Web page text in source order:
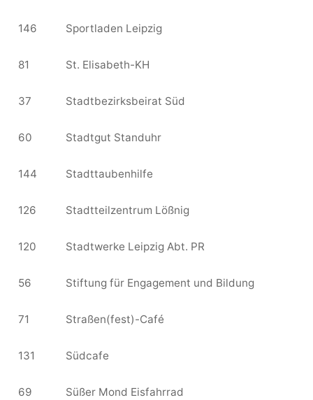
146 Sportladen Leipzig
81 St. Elisabeth-KH
37 Stadtbezirksbeirat Süd
60 Stadtgut Standuhr
144 Stadttaubenhilfe
126 Stadtteilzentrum Lößnig
120 Stadtwerke Leipzig Abt. PR
56 Stiftung für Engagement und Bildung
71 Straßen(fest)-Café
131 Südcafe
69 Süßer Mond Eisfahrrad